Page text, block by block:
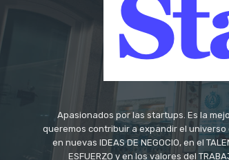
Apasionados por las startups. Es la
queremos contribuir a expandir el
en nuevas IDEAS DE NEGOCIO, en el
ESFUERZO y en los valores del